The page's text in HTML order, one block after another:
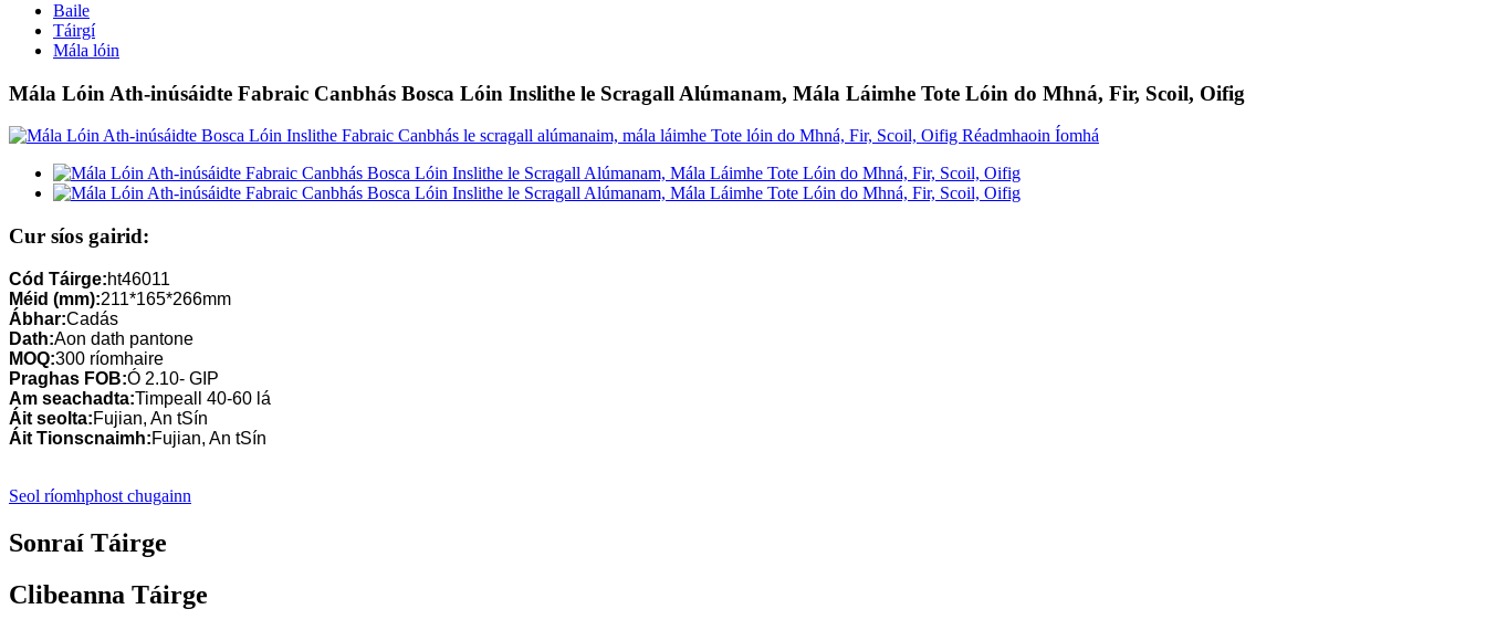
Baile
Táirgí
Mála lóin
Mála Lóin Ath-inúsáidte Fabraic Canbhás Bosca Lóin Inslithe le Scragall Alúmanam, Mála Láimhe Tote Lóin do Mhná, Fir, Scoil, Oifig
Cur síos gairid:
Cód Táirge:ht46011
Méid (mm):211*165*266mm
Ábhar:Cadás
Dath:Aon dath pantone
MOQ:300 ríomhaire
Praghas FOB:Ó 2.10- GIP
Am seachadta:Timpeall 40-60 lá
Áit seolta:Fujian, An tSín
Áit Tionscnaimh:Fujian, An tSín
Seol ríomhphost chugainn
Sonraí Táirge
Clibeanna Táirge